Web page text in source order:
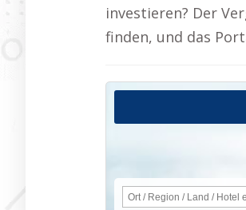
investieren? Der
finden, und das